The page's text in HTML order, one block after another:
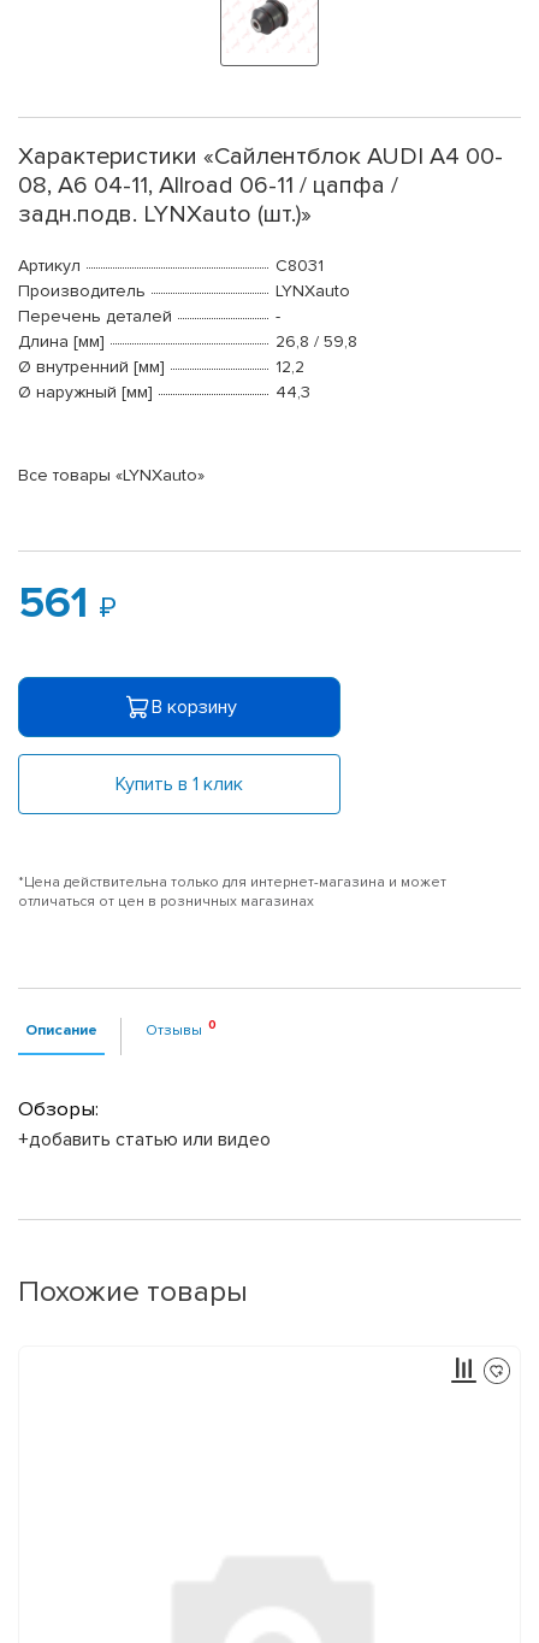
Характеристики «Сайлентблок AUDI A4 00-
08, A6 04-11, Allroad 06-11 / цапфа /
задн.подв. LYNXauto (шт.)»
Артикул
C8031
Производитель
LYNXauto
Перечень деталей
-
Длина [мм]
26,8 / 59,8
Ø внутренний [мм]
12,2
Ø наружный [мм]
44,3
Все товары «LYNXauto»
561
В корзину
Купить в 1 клик
*Цена действительна только для интернет-магазина и может
отличаться от цен в розничных магазинах
Описание Отзывы
Обзоры:
+добавить статью или видео
Похожие товары